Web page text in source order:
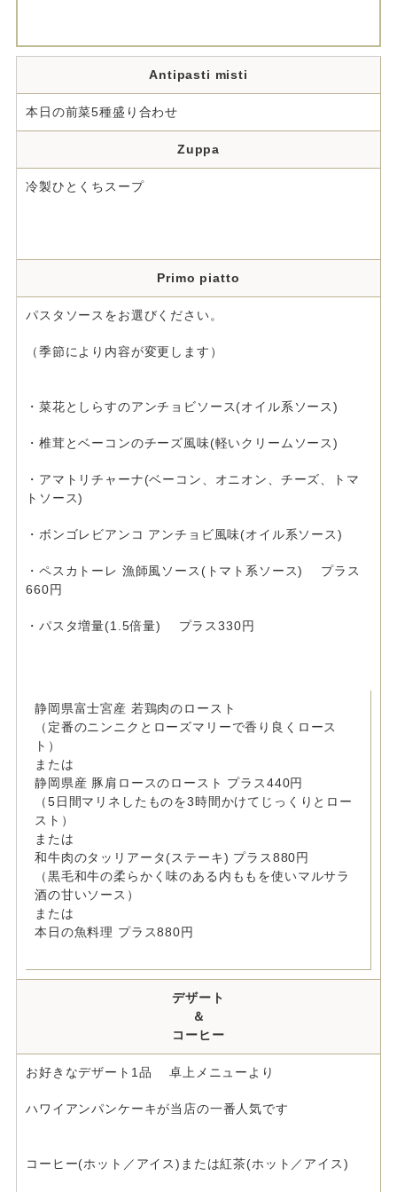
Antipasti misti
本日の前菜5種盛り合わせ
Zuppa
冷製ひとくちスープ
Primo piatto
パスタソースをお選びください。
（季節により内容が変更します）
・菜花としらすのアンチョビソース(オイル系ソース)
・椎茸とベーコンのチーズ風味(軽いクリームソース)
・アマトリチャーナ(ベーコン、オニオン、チーズ、トマ
トソース)
・ボンゴレビアンコ アンチョビ風味(オイル系ソース)
・ペスカトーレ 漁師風ソース(トマト系ソース) プラス
660円
・パスタ増量(1.5倍量) プラス330円
静岡県富士宮産 若鶏肉のロースト
（定番のニンニクとローズマリーで香り良くロース
ト）
または
静岡県産 豚肩ロースのロースト プラス440円
（5日間マリネしたものを3時間かけてじっくりとロー
スト）
または
和牛肉のタッリアータ(ステーキ) プラス880円
（黒毛和牛の柔らかく味のある内ももを使いマルサラ
酒の甘いソース）
または
本日の魚料理 プラス880円
デザート
＆
コーヒー
お好きなデザート1品 卓上メニューより
ハワイアンパンケーキが当店の一番人気です
コーヒー(ホット／アイス)または紅茶(ホット／アイス)